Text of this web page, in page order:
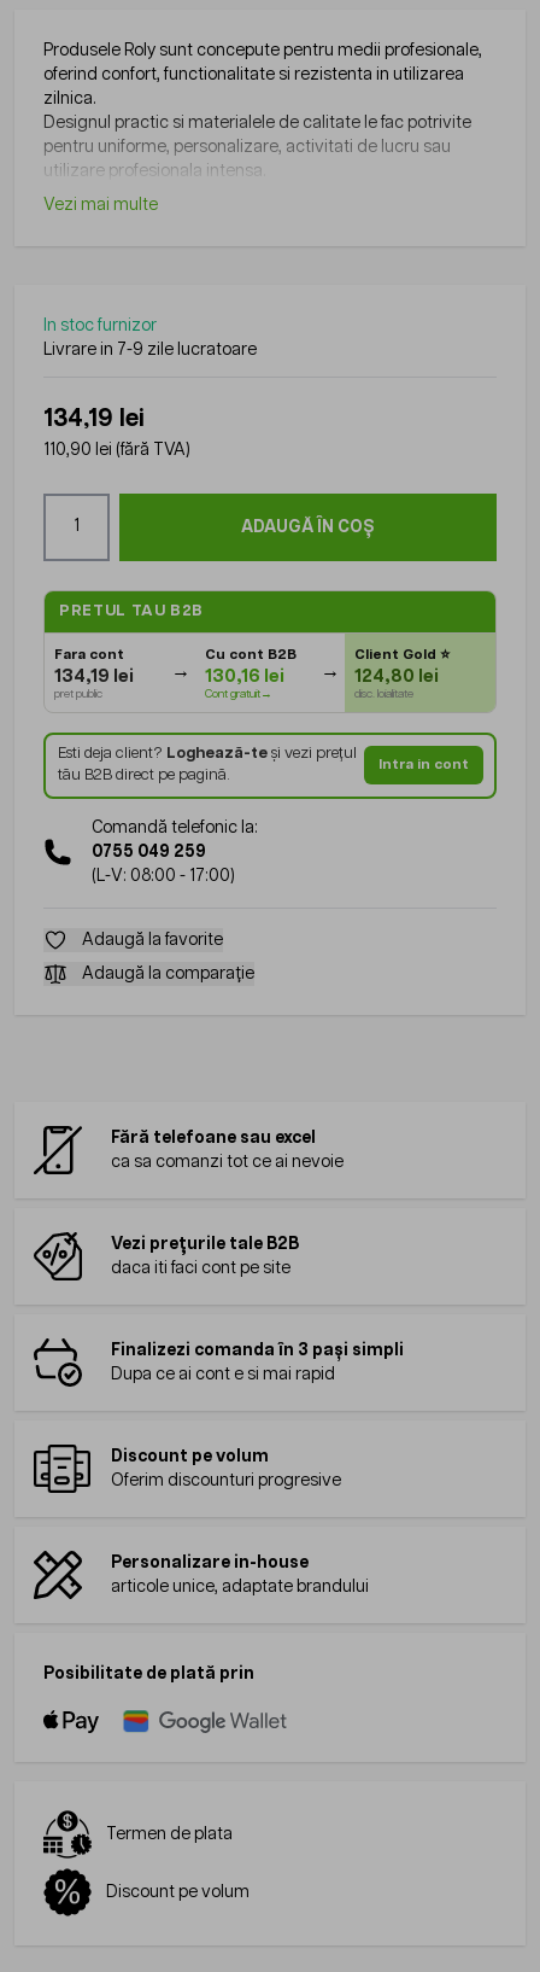
Produsele Roly sunt concepute pentru medii profesionale,
oferind confort, functionalitate si rezistenta in utilizarea
zilnica.
Designul practic si materialele de calitate le fac potrivite
pentru uniforme, personalizare, activitati de lucru sau
utilizare profesionala intensa.
Vezi mai multe
In stoc furnizor
Livrare in 7-9 zile lucratoare
134,19 lei
110,90 lei (fără TVA)
ADAUGĂ ÎN COȘ
PRETUL TAU B2B
Fara cont
134,19 lei
pret public
Cu cont B2B
130,16 lei
Cont gratuit→
Client Gold⭐
124,80 lei
disc. loialitate
Esti deja client? Loghează-teși vezi prețul
tău B2B direct pe pagină.
Intra in cont
Comandă telefonic la:
0755 049 259
(L-V: 08:00 - 17:00)
Adaugă la favorite
Adaugă la comparație
Fără telefoane sau excel
ca sa comanzi tot ce ai nevoie
Vezi prețurile tale B2B
daca iti faci cont pe site
Finalizezi comanda în 3 pași simpli
Dupa ce ai cont e si mai rapid
Discount pe volum
Oferim discounturi progresive
Personalizare in-house
articole unice, adaptate brandului
Posibilitate de plată prin
Termen de plata
Discount pe volum